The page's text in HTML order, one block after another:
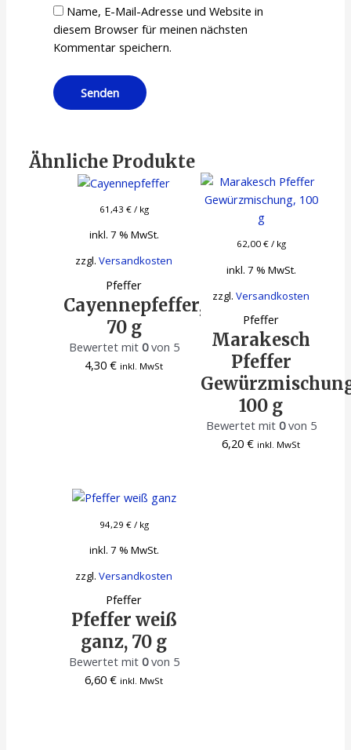
Name, E-Mail-Adresse und Website in
diesem Browser für meinen nächsten
Kommentar speichern.
Ähnliche Produkte
61,43 €/ kg
inkl. 7 % MwSt.
zzgl.Versandkosten
Pfeffer
Cayennepfeffer,
70 g
Bewertet mit 0von 5
4,30€ inkl. MwSt
62,00 €/ kg
inkl. 7 % MwSt.
zzgl.Versandkosten
Pfeffer
Marakesch
Pfeffer
100 g
Bewertet mit 0von 5
6,20€ inkl. MwSt
94,29 €/ kg
inkl. 7 % MwSt.
zzgl.Versandkosten
Pfeffer
Pfeffer weiß
ganz, 70 g
Bewertet mit 0von 5
6,60€ inkl. MwSt